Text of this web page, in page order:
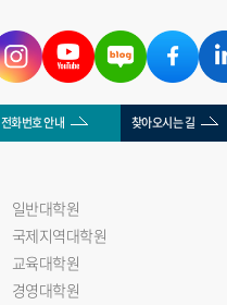
전화번호 안내 찾아오시는 길
일반대학원
국제지역대학원
교육대학원
경영대학원